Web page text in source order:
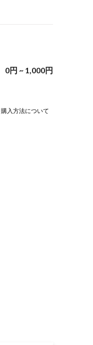
0円 ~ 1,000円
購入方法について